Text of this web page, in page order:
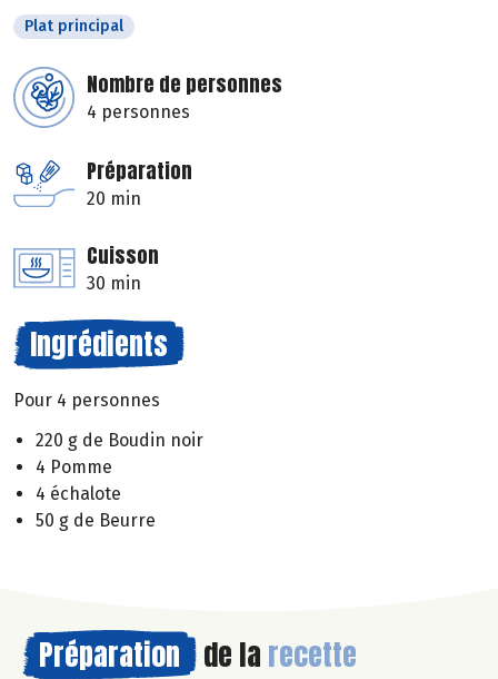
Plat principal
Nombre de personnes
4 personnes
Préparation
20 min
Cuisson
30 min
Ingrédients
Pour 4 personnes
220 g de Boudin noir
4 Pomme
4 échalote
50 g de Beurre
Préparation de la recette